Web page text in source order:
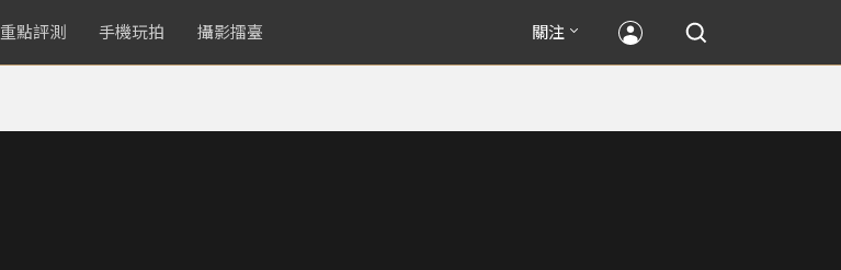
重點評測 手機玩拍 攝影擂臺 關注